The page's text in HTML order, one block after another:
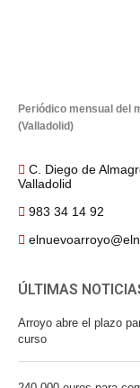
Periódico mensual del
(Valladolid)
C. Diego de
Valladolid
983 34 14 92
ÚLTIMAS
Arroyo abre el plazo
curso